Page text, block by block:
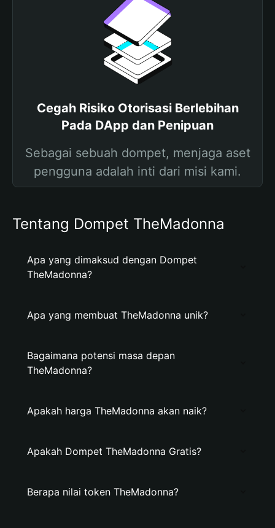
Cegah Risiko Otorisasi Berlebihan
Pada DApp dan Penipuan
Sebagai sebuah dompet, menjaga aset
pengguna adalah inti dari misi kami.
Tentang Dompet TheMadonna
Apa yang dimaksud dengan Dompet
TheMadonna?
Apa yang membuat TheMadonna unik?
Bagaimana potensi masa depan
TheMadonna?
Apakah harga TheMadonna akan naik?
Apakah Dompet TheMadonna Gratis?
Berapa nilai token TheMadonna?